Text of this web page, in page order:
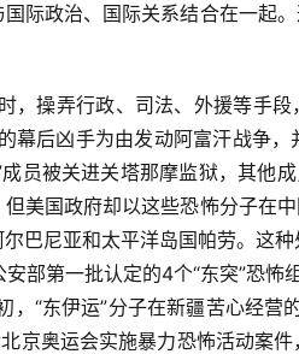
际政治、国际关系结合在一起
，操弄行政、司法、外援等手
的幕后凶手为由发动阿富汗战争
员被关进关塔那摩监狱，其他
美国政府却以这些恐怖分子在
巴尼亚和太平洋岛国帕劳。这
部第一批认定的4个“东突”恐
，“东伊运”分子在新疆苦心经
京奥运会实施暴力恐怖活动案